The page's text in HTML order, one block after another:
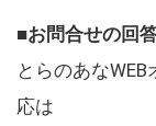
■お問合せの回
とらのあな
応は